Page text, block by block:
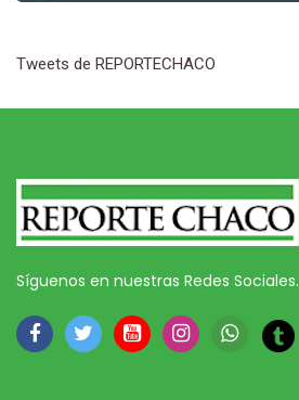
Tweets de REPORTECHACO
Síguenos en nuestras Redes Sociales.